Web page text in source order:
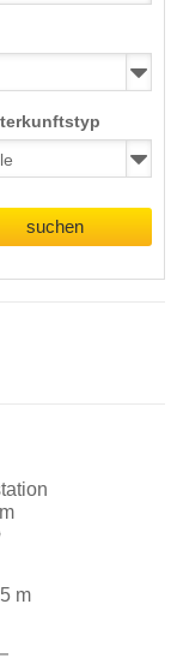
suchen
m